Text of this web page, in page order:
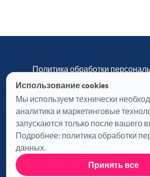
Использование cookies
Мы используем технически
аналитика и маркетинговые
запускаются только после вашего
Подробнее: политика обработки
данных.
Принять все
Политика обработки
Пользовательское соглашение
Настройки cookies
Журнал «Отинофф» ©
Информация о лицензии